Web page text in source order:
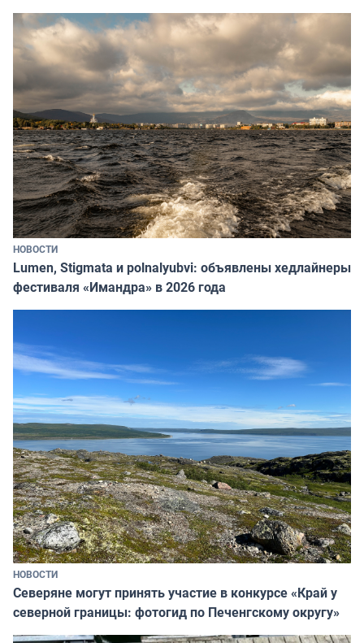
НОВОСТИ
Lumen, Stigmata и polnalyubvi: объявлены хедлайнеры
фестиваля «Имандра» в 2026 года
НОВОСТИ
Северяне могут принять участие в конкурсе «Край у
северной границы: фотогид по Печенгскому округу»